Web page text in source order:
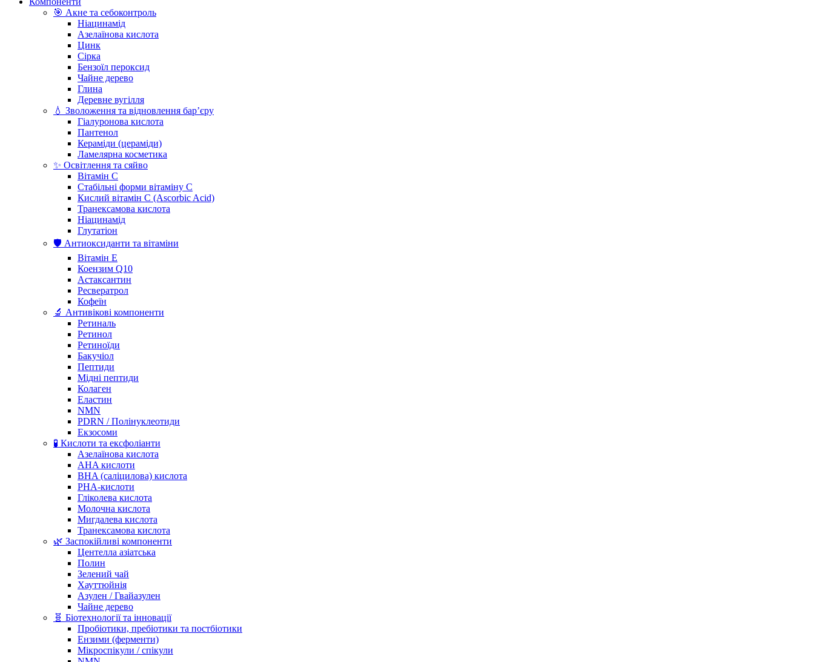
🎯 Акне та себоконтроль
Ніацинамід
Азелаїнова кислота
Цинк
Сірка
Бензоїл пероксид
Чайне дерево
Глина
Деревне вугілля
💧 Зволоження та відновлення бар’єру
Гіалуронова кислота
Пантенол
Кераміди (цераміди)
Ламелярна косметика
✨ Освітлення та сяйво
Вітамін С
Стабільні форми вітаміну С
Кислий вітамін С (Ascorbic Acid)
Транексамова кислота
Ніацинамід
Глутатіон
🛡️ Антиоксиданти та вітаміни
Вітамін Е
Коензим Q10
Астаксантин
Ресвератрол
Кофеїн
🔬 Антивікові компоненти
Ретиналь
Ретинол
Ретиноїди
Бакучіол
Пептиди
Мідні пептиди
Колаген
Еластин
NMN
PDRN / Полінуклеотиди
Екзосоми
🧪 Кислоти та ексфоліанти
Азелаїнова кислота
AHA кислоти
BHA (саліцилова) кислота
PHA-кислоти
Гліколева кислота
Молочна кислота
Мигдалева кислота
Транексамова кислота
🌿 Заспокійливі компоненти
Центелла азіатська
Полин
Зелений чай
Хауттюйнія
Азулен / Гвайазулен
Чайне дерево
🧬 Біотехнології та інновації
Пробіотики, пребіотики та постбіотики
Ензими (ферменти)
Мікроспікули / спікули